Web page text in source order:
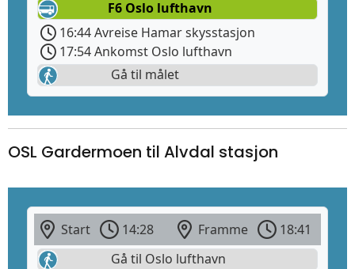
F6 Oslo lufthavn
16:44 Avreise Hamar skysstasjon
17:54 Ankomst Oslo lufthavn
Gå til målet
OSL Gardermoen til Alvdal stasjon
Start 14:28 Framme
18:41
Gå til Oslo lufthavn